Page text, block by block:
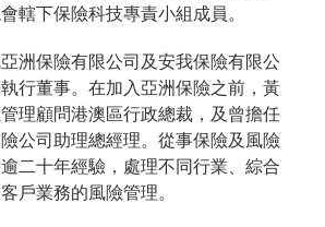
轄下保險科技專責小組成員。
洲保險有限公司及安我保險有限公
行董事。在加入亞洲保險之前，黃
理顧問港澳區行政總裁，及曾擔任
公司助理總經理。從事保險及風險
二十年經驗，處理不同行業、綜合
戶業務的風險管理。